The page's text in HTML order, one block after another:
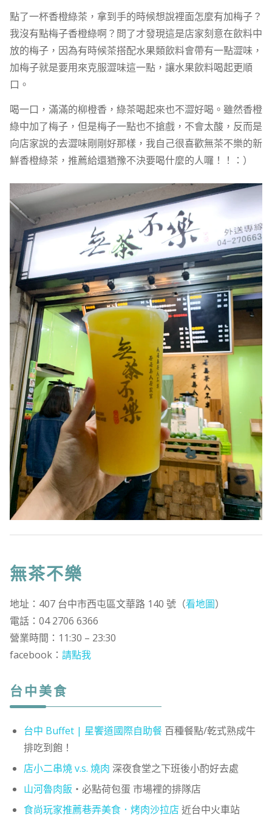
點了一杯香橙綠茶，拿到手的時候想說裡面怎麼有加梅子？
我沒有點梅子香橙綠啊？問了才發現這是店家刻意在飲料中
放的梅子，因為有時候茶搭配水果類飲料會帶有一點澀味，
加梅子就是要用來克服澀味這一點，讓水果飲料喝起更順
口。
喝一口，滿滿的柳橙香，綠茶喝起來也不澀好喝。雖然香橙
綠中加了梅子，但是梅子一點也不搶戲，不會太酸，反而是
向店家說的去澀味剛剛好那樣，我自己很喜歡無茶不樂的新
鮮香橙綠茶，推薦給還猶豫不決要喝什麼的人囉！！：）
無茶不樂
地址：407 台中市西屯區文華路 140 號（看地圖）
電話：04 2706 6366
營業時間：11:30 – 23:30
facebook： 請點我
台中美食
台中 Buffet | 星饗道國際自助餐百種餐點/乾式熟成牛
排吃到飽！
店小二串燒 v.s. 燒肉 深夜食堂之下班後小酌好去處
山河魯肉飯 ・必點荷包蛋 市場裡的排隊店
食尚玩家推薦巷弄美食．烤肉沙拉店近台中火車站